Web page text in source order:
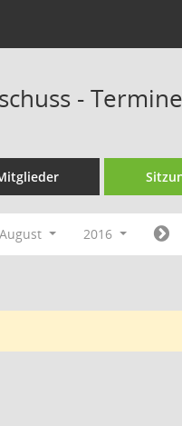
-
August 2016